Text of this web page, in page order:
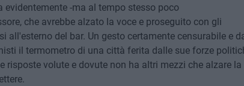
evidentemente -ma al tempo stesso poco
che avrebbe alzato la voce e proseguito con gli
all'esterno del bar. Un gesto certamente censurabile e
il termometro di una città ferita dalle sue forze
risposte volute e dovute non ha altri mezzi che alzare la